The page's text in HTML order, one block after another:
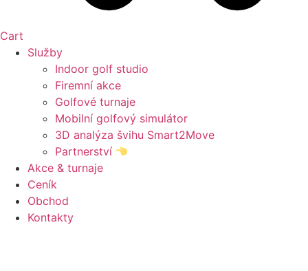
Cart
Služby
Indoor golf studio
Firemní akce
Golfové turnaje
Mobilní golfový simulátor
3D analýza švihu Smart2Move
Partnerství
Akce & turnaje
Ceník
Obchod
Kontakty